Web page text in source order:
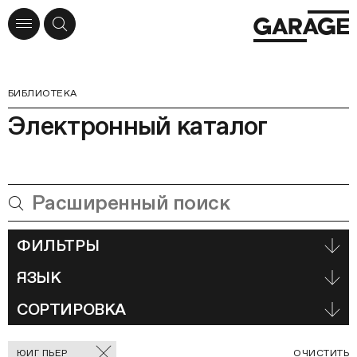
БИБЛИОТЕКА
Электронный каталог
ФИЛЬТРЫ
ЯЗЫК
СОРТИРОВКА
Отмеченные
ЮИГ ПЬЕР ОЧИСТИТЬ